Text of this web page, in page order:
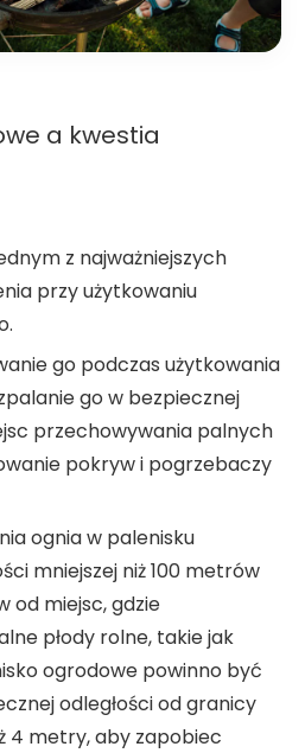
a kwestia
z najważniejszych
przy użytkowaniu
go podczas użytkowania
go w bezpiecznej
przechowywania palnych
pokryw i pogrzebaczy
ognia w palenisku
mniejszej niż 100 metrów
od miejsc, gdzie
płody rolne, takie jak
ogrodowe powinno być
odległości od granicy
4 metry, aby zapobiec